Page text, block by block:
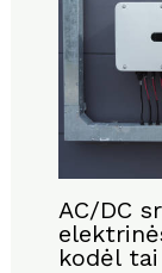
AC/DC
kodėl